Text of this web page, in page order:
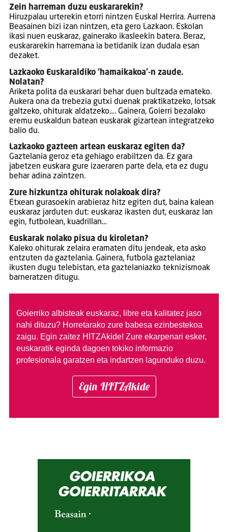
Zein harreman duzu euskararekin?
Hiruzpalau urterekin etorri nintzen Euskal Herrira. Aurrena
Beasainen bizi izan nintzen, eta gero Lazkaon. Eskolan
ikasi nuen euskaraz, gainerako ikasleekin batera. Beraz,
euskararekin harremana ia betidanik izan dudala esan
dezaket.
Lazkaoko Euskaraldiko ‘hamaikakoa’-n zaude.
Nolatan?
Ariketa polita da euskarari behar duen bultzada emateko.
Aukera ona da trebezia gutxi duenak praktikatzeko, lotsak
galtzeko, ohiturak aldatzeko…. Gainera, Goierri bezalako
eremu euskaldun batean euskarak gizartean integratzeko
balio du.
Lazkaoko gazteen artean euskaraz egiten da?
Gaztelania geroz eta gehiago erabiltzen da. Ez gara
jabetzen euskara gure izaeraren parte dela, eta ez dugu
behar adina zaintzen.
Zure hizkuntza ohiturak nolakoak dira?
Etxean gurasoekin arabieraz hitz egiten dut, baina kalean
euskaraz jarduten dut: euskaraz ikasten dut, euskaraz lan
egin, futbolean, kuadrillan…
Euskarak nolako pisua du kiroletan?
Kaleko ohiturak zelaira eramaten ditu jendeak, eta asko
entzuten da gaztelania. Gainera, futbola gaztelaniaz
ikusten dugu telebistan, eta gaztelaniazko teknizismoak
barneratzen ditugu.
Goierriko albisteak euskaraz, libre eta kalitatez jaso
nahi dituzu? Horretarako zure babesa ezinbestekoa
zaigu. Egin zaitez HITZAkide! Zure ekarpenari esker,
euskaratik eginda dagoen tokiko informazio
profesionala garatzen eta indartzen lagunduko duzu.
Egin HITZAkide